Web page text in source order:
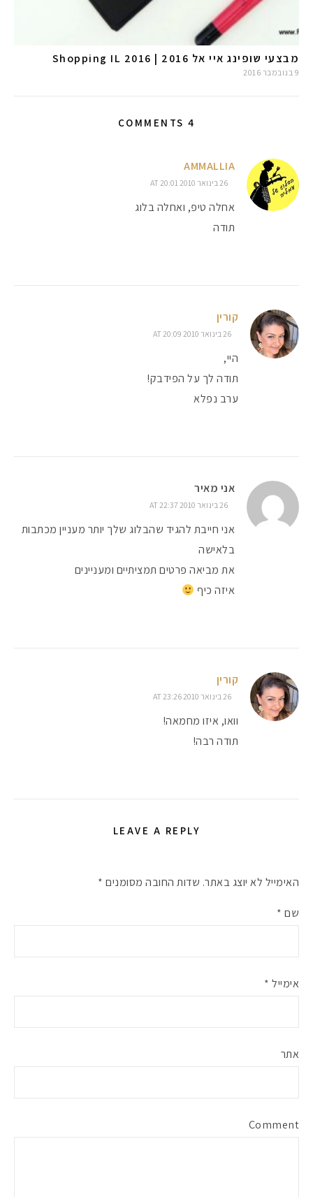
מבצעי שופינג איי אל 2016 | Shopping IL 2016
9 בנובמבר 2016
4 COMMENTS
AMMALLIA
26 בינואר 2010 AT 20:01
אחלה טיפ, ואחלה בלוג
תודה
קורין
26 בינואר 2010 AT 20:09
היי,
תודה לך על הפידבק!
ערב נפלא
אני מאיר
26 בינואר 2010 AT 22:37
אני חייבת להגיד שהבלוג שלך יותר מעניין מכתבות
בלאישה
את מביאה פרטים תמציתיים ומעניינים
איזה כיף
קורין
26 בינואר 2010 AT 23:26
וואו, איזו מחמאה!
תודה רבה!
LEAVE A REPLY
האימייל לא יוצג באתר. שדות החובה מסומנים *
שם *
אימייל *
אתר
Comment